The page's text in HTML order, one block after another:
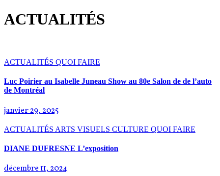
ACTUALITÉS
ACTUALITÉS QUOI FAIRE
Luc Poirier au Isabelle Juneau Show au 80e Salon de de l’auto
de Montréal
janvier 29, 2025
ACTUALITÉS ARTS VISUELS CULTURE QUOI FAIRE
DIANE DUFRESNE L’exposition
décembre 11, 2024